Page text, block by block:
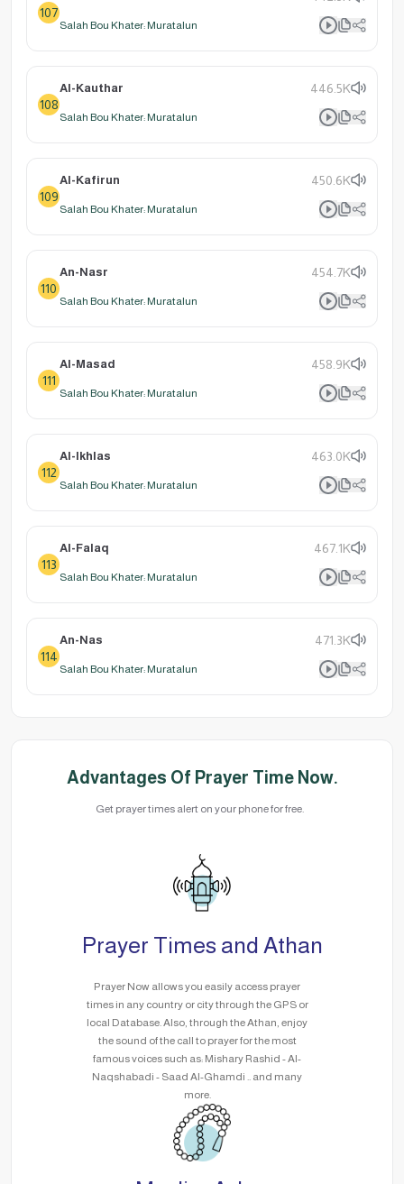
107
Salah Bou Khater: Muratalun
108
Al-Kauthar 446.5K
Salah Bou Khater: Muratalun
109
Al-Kafirun 450.6K
Salah Bou Khater: Muratalun
110
An-Nasr 454.7K
Salah Bou Khater: Muratalun
111
Al-Masad 458.9K
Salah Bou Khater: Muratalun
112
Al-Ikhlas 463.0K
Salah Bou Khater: Muratalun
113
Al-Falaq 467.1K
Salah Bou Khater: Muratalun
114
An-Nas 471.3K
Salah Bou Khater: Muratalun
Advantages Of Prayer Time Now.
Get prayer times alert on your phone for free.
Prayer Times and Athan
Prayer Now allows you easily access prayer
times in any country or city through the GPS or
local Database. Also, through the Athan, enjoy
the sound of the call to prayer for the most
famous voices such as: Mishary Rashid - Al-
Naqshabadi - Saad Al-Ghamdi .. and many
more.